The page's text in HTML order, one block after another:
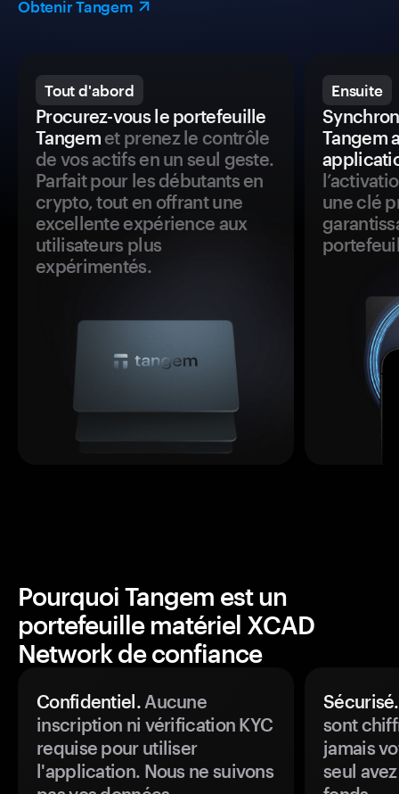
Obtenir Tangem
Tout d'abord
Procurez-vous le portefeuille
Tangemet prenez le contrôle
de vos actifs en un seul geste.
Parfait pour les débutants en
crypto, tout en offrant une
excellente expérience aux
utilisateurs plus
expérimentés.
Ensuite
Tangem
une clé
Pourquoi Tangem est un
portefeuille matériel XCAD
Network de confiance
Confidentiel.Aucune
inscription ni vérification KYC
requise pour utiliser
l'application. Nous ne suivons
Sécurisé.
sont
jamais
seul